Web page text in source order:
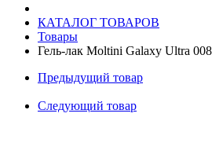
КАТАЛОГ ТОВАРОВ
Товары
Гель-лак Moltini Galaxy Ultra
Предыдущий товар
Следующий товар